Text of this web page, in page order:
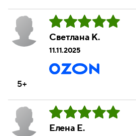
Светлана К.
11.11.2025
5+
Елена Е.